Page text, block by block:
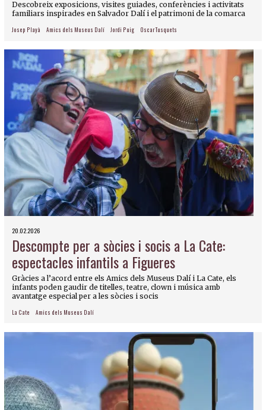
Descobreix exposicions, visites guiades, conferències i activitats
familiars inspirades en Salvador Dalí i el patrimoni de la comarca
Josep Playà Amics dels Museus Dalí Jordi Puig Oscar Tusquets
20.02.2026
Descompte per a sòcies i socis a La Cate:
espectacles infantils a Figueres
Gràcies a l’acord entre els Amics dels Museus Dalí i La Cate, els
infants poden gaudir de titelles, teatre, clown i música amb
avantatge especial per a les sòcies i socis
La Cate Amics dels Museus Dalí